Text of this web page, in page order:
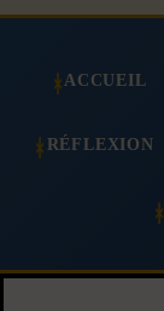
ACCUEIL
RÉFLEXION